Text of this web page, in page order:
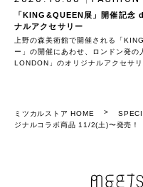
「KING&QUEEN展」開催記
ナルアクセサリー
上野の森美術館で開催される「
ー」の開催にあわせ、ロンドン発
LONDON」のオリジナルアクセサ
ミツカルストア HOME
ジナルコラボ商品 11/2(土)〜発売！